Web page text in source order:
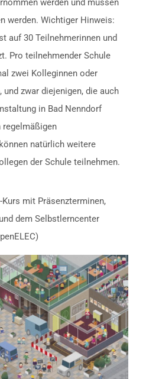
werden und müssen
werden. Wichtiger Hinweis:
auf 30 Teilnehmerinnen und
Pro teilnehmender Schule
zwei Kolleginnen oder
und zwar diejenigen, die auch
in Bad Nenndorf
regelmäßigen
natürlich weitere
der Schule teilnehmen.
mit Präsenzterminen,
dem Selbstlerncenter